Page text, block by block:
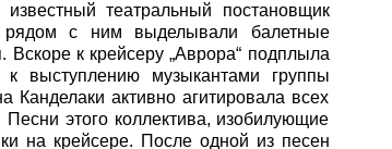
театральный постановщик
с ним выделывали балетные
к крейсеру „Аврора“ подплыла
выступлению музыкантами группы
активно агитировала всех
Песни этого коллектива, изобилующие
на крейсере. После одной из песен